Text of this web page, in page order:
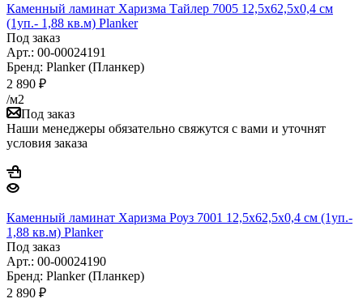
Каменный ламинат Харизма Тайлер 7005 12,5x62,5x0,4 см
(1уп.- 1,88 кв.м) Planker
Под заказ
Арт.: 00-00024191
Бренд: Planker (Планкер)
2 890 ₽
/м2
Под заказ
Наши менеджеры обязательно свяжутся с вами и уточнят
условия заказа
Каменный ламинат Харизма Роуз 7001 12,5x62,5x0,4 см (1уп.-
1,88 кв.м) Planker
Под заказ
Арт.: 00-00024190
Бренд: Planker (Планкер)
2 890 ₽